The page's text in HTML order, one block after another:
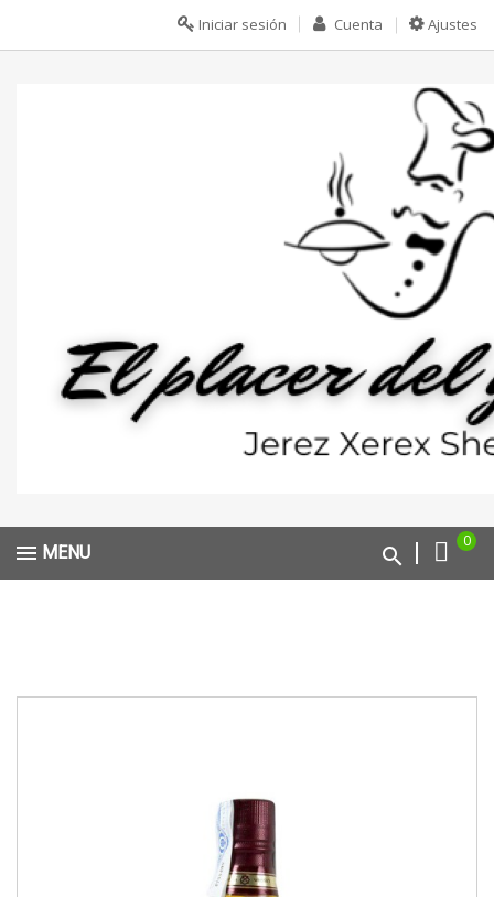
Ajustes
Cuenta
Iniciar sesión
0
MENU